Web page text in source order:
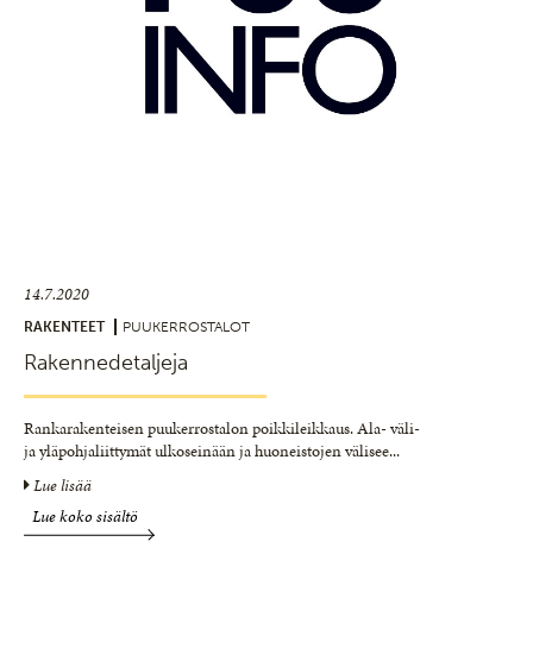
14.7.2020
RAKENTEET PUUKERROSTALOT
Rakennedetaljeja
Rankarakenteisen puukerrostalon poikkileikkaus. Ala- väli-
ja yläpohjaliittymät ulkoseinään ja huoneistojen välisee...
Lue lisää
Lue koko sisältö